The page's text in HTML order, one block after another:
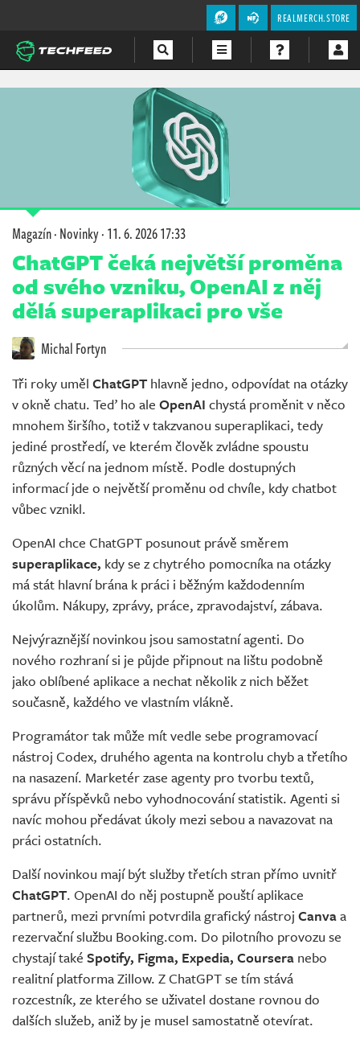
REALMERCH.STORE
Magazín·Novinky·11. 6. 2026 17:33
ChatGPT čeká největší proměna
od svého vzniku, OpenAI z něj
dělá superaplikaci pro vše
Michal Fortyn
Tři roky uměl ChatGPT hlavně jedno, odpovídat na otázky
v okně chatu. Teď ho ale OpenAI chystá proměnit v něco
mnohem širšího, totiž v takzvanou superaplikaci, tedy
jediné prostředí, ve kterém člověk zvládne spoustu
různých věcí na jednom místě. Podle dostupných
informací jde o největší proměnu od chvíle, kdy chatbot
vůbec vznikl.
OpenAI chce ChatGPT posunout právě směrem
superaplikace, kdy se z chytrého pomocníka na otázky
má stát hlavní brána k práci i běžným každodenním
úkolům. Nákupy, zprávy, práce, zpravodajství, zábava.
Nejvýraznější novinkou jsou samostatní agenti. Do
nového rozhraní si je půjde připnout na lištu podobně
jako oblíbené aplikace a nechat několik z nich běžet
současně, každého ve vlastním vlákně.
Programátor tak může mít vedle sebe programovací
nástroj Codex, druhého agenta na kontrolu chyb a třetího
na nasazení. Marketér zase agenty pro tvorbu textů,
správu příspěvků nebo vyhodnocování statistik. Agenti si
navíc mohou předávat úkoly mezi sebou a navazovat na
práci ostatních.
Další novinkou mají být služby třetích stran přímo uvnitř
ChatGPT. OpenAI do něj postupně pouští aplikace
partnerů, mezi prvními potvrdila grafický nástroj Canvaa
rezervační službu Booking.com. Do pilotního provozu se
chystají také Spotify, Figma, Expedia, Coursera nebo
realitní platforma Zillow. Z ChatGPT se tím stává
rozcestník, ze kterého se uživatel dostane rovnou do
dalších služeb, aniž by je musel samostatně otevírat.